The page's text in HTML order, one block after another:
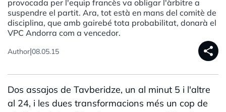
provocada per l'equip francès va obligar l'àrbitre a
suspendre el partit. Ara, tot està en mans del comitè de
disciplina, que amb gairebé tota probabilitat, donarà el
VPC Andorra com a vencedor.
Author|08.05.15 share
Dos assajos de Tavberidze, un al minut 5 i l'altre
al 24, i les dues transformacions més un cop de